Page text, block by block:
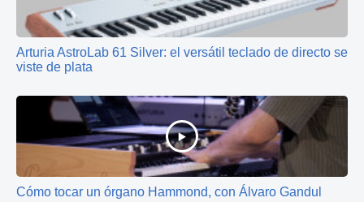
Arturia AstroLab 61 Silver: el versátil teclado de directo se
viste de plata
Cómo tocar un órgano Hammond, con Álvaro Gandul